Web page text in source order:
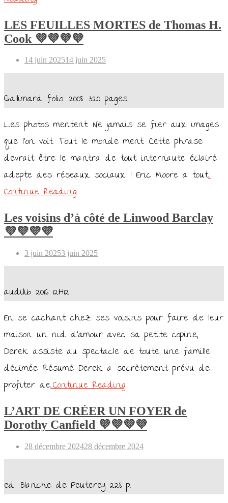
LES FEUILLES MORTES de Thomas H.
Cook 💜💜💜💜
Posted
14 juin 202514 juin 2025
Gallimard folio. 2008. 320 pages.
Les photos mentent. Ne jamais se fier aux images
que l’on voit. Tout le monde ment. Cette phrase
devrait être le mantra de tout internaute éclairé
adepte des réseaux sociaux ! Eric Moore a tout…
Continue Reading
Les voisins d’à côté de Linwood Barclay
💜💜💜💜
Posted
3 juin 20253 juin 2025
audilib 2016 12H12
En se cachant chez ses voisins pour faire de leur
maison un nid d’amour avec sa petite copine,
Derek assiste au spectacle de toute une famille
décimée. Résumé Derek a secrètement prévu de
profiter de…Continue Reading
L’ART DE CRÉER UN FOYER de
Dorothy Canfield 💜💜💜💜
Posted
28 décembre 202428 décembre 2024
ed. Blanche de Peuterey 228 p.